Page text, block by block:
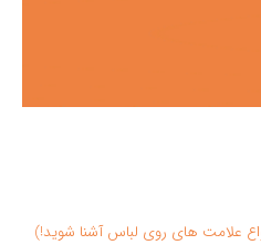
علامت های روی لباس آشنا شوید!)